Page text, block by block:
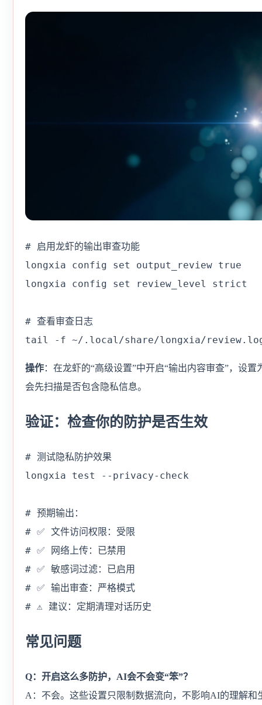
# 启用龙虾的输出审查功能
longxia config set output_review true
longxia config set review_level strict
# 查看审查日志
tail -f ~/.local/share/longxia/
操作：在龙虾的“高级设置”中开启“输出内容审查”，设
会先扫描是否包含隐私信息。
验证：检查你的防护是否生效
# 测试隐私防护效果
longxia test --privacy-check
# 预期输出：
# ✅ 文件访问权限：受限
# ✅ 网络上传：已禁用
# ✅ 敏感词过滤：已启用
# ✅ 输出审查：严格模式
# ⚠️ 建议：定期清理对话历史
常见问题
Q：开启这么多防护，AI会不会变“笨”？
A：不会。这些设置只限制数据流向，不影响AI的理解和